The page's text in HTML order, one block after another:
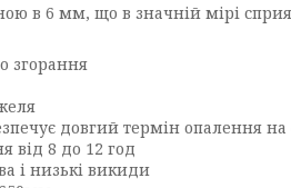
в 6 мм, що в значній мірі
згорання
довгий термін опалення
від 8 до 12 год
і низькі викиди